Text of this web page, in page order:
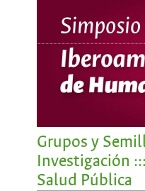
Grupos y
Investigación
Salud Pública